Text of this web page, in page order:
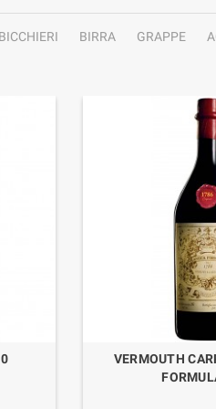
BICCHIERI BIRRA GRAPPE
VERMOUTH